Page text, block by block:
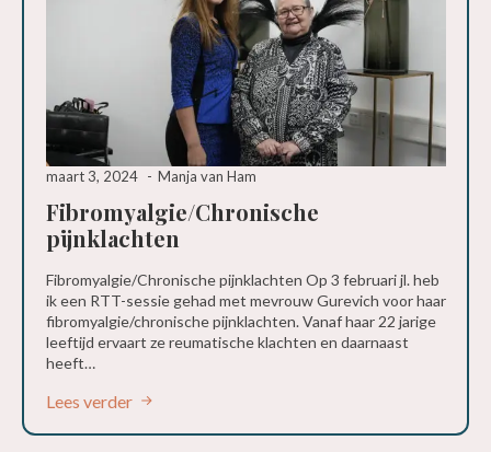
Fibromyalgie/Chronische
pijnklachten
maart 3, 2024 Manja van Ham
Fibromyalgie/Chronische pijnklachten Op 3 februari jl. heb
ik een RTT-sessie gehad met mevrouw Gurevich voor haar
fibromyalgie/chronische pijnklachten. Vanaf haar 22 jarige
leeftijd ervaart ze reumatische klachten en daarnaast
heeft…
Lees verder